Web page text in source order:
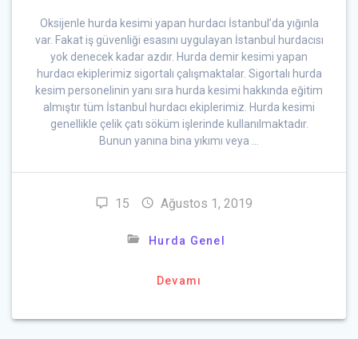
Oksijenle hurda kesimi yapan hurdacı İstanbul’da yığınla
var. Fakat iş güvenliği esasını uygulayan İstanbul hurdacısı
yok denecek kadar azdır. Hurda demir kesimi yapan
hurdacı ekiplerimiz sigortalı çalışmaktalar. Sigortalı hurda
kesim personelinin yanı sıra hurda kesimi hakkında eğitim
almıştır tüm İstanbul hurdacı ekiplerimiz. Hurda kesimi
genellikle çelik çatı söküm işlerinde kullanılmaktadır.
Bunun yanına bina yıkımı veya …
15 Ağustos 1, 2019
Hurda Genel
Devamı